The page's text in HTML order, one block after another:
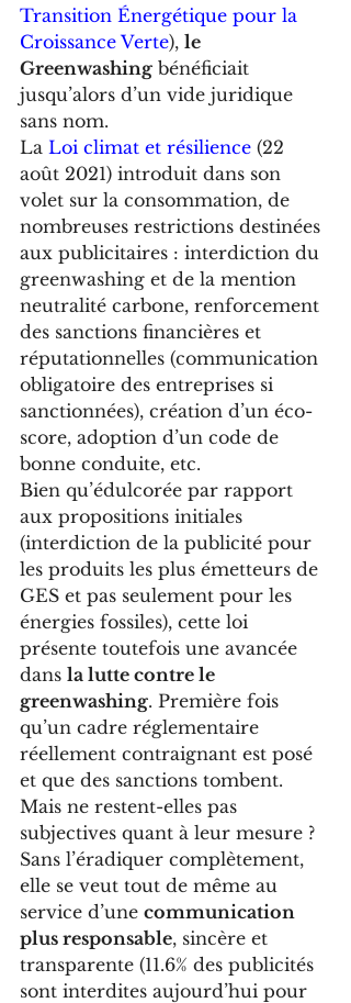
Transition Énergétique pour la
Croissance Verte), le
Greenwashing bénéficiait
jusqu’alors d’un vide juridique
sans nom.
La Loi climat et résilience (22
août 2021) introduit dans son
volet sur la consommation, de
nombreuses restrictions destinées
aux publicitaires : interdiction du
greenwashing et de la mention
neutralité carbone, renforcement
des sanctions financières et
réputationnelles (communication
obligatoire des entreprises si
sanctionnées), création d’un éco-
score, adoption d’un code de
bonne conduite, etc.
Bien qu’édulcorée par rapport
aux propositions initiales
(interdiction de la publicité pour
les produits les plus émetteurs de
GES et pas seulement pour les
énergies fossiles), cette loi
présente toutefois une avancée
dans la lutte contre le
greenwashing. Première fois
qu’un cadre réglementaire
réellement contraignant est posé
et que des sanctions tombent.
Mais ne restent-elles pas
subjectives quant à leur mesure ?
Sans l’éradiquer complètement,
elle se veut tout de même au
service d’une communication
plus responsable, sincère et
transparente (11.6% des publicités
sont interdites aujourd’hui pour